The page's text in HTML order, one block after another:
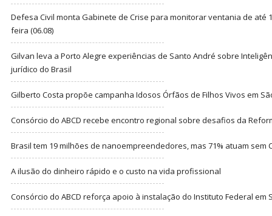
Defesa Civil monta Gabinete de Crise para monitorar ventania de até
feira (06.08)
Gilvan leva a Porto Alegre experiências de Santo André sobre
jurídico do Brasil
Gilberto Costa propõe campanha Idosos Órfãos de Filhos Vivos em
Consórcio do ABCD recebe encontro regional sobre desafios da
Brasil tem 19 milhões de nanoempreendedores, mas 71% atuam sem
A ilusão do dinheiro rápido e o custo na vida profissional
Consórcio do ABCD reforça apoio à instalação do Instituto Federal em